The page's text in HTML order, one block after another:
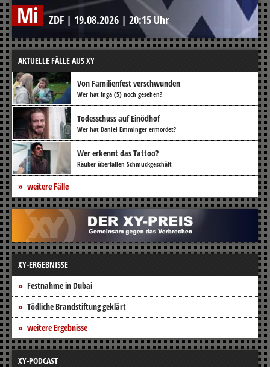
Mi ZDF | 19.08.2026 | 20:15 Uhr
AKTUELLE FÄLLE AUS XY
Von Familienfest verschwunden
Wer hat Inga (5) noch gesehen?
Todesschuss auf Einödhof
Wer hat Daniel Emminger ermordet?
Wer erkennt das Tattoo?
Räuber überfallen Schmuckgeschäft
weitere Fälle
XY-ERGEBNISSE
Festnahme in Dubai
Tödliche Brandstiftung geklärt
weitere Ergebnisse
XY-PODCAST